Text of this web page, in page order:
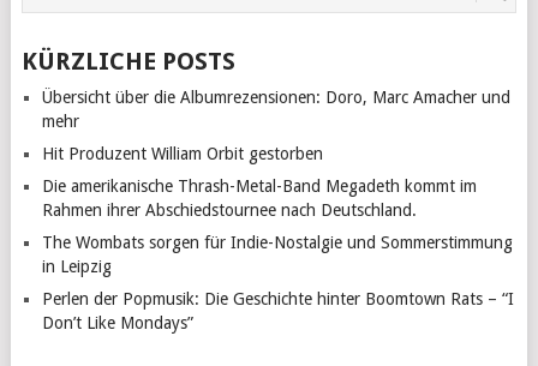
KÜRZLICHE POSTS
Übersicht über die Albumrezensionen: Doro, Marc Amacher und
mehr
Hit Produzent William Orbit gestorben
Die amerikanische Thrash-Metal-Band Megadeth kommt im
Rahmen ihrer Abschiedstournee nach Deutschland.
The Wombats sorgen für Indie-Nostalgie und Sommerstimmung
in Leipzig
Perlen der Popmusik: Die Geschichte hinter Boomtown Rats – “I
Don’t Like Mondays”